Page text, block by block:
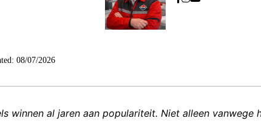
08/07/2026
winnen al jaren aan populariteit. Niet alleen vanwege